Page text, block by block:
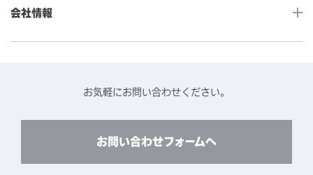
動作検証済みハードウェアについて
小売
よくあるご質問
保証と修理のご案内
保守サービスのご案内
リユース・リサイクルサービスのご案内
CADデータ送付のご依頼
会社情報
お気軽にお問い合わせください。
お問い合わせフォームへ